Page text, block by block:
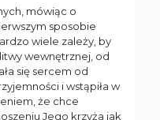
mówiąc o
sposobie
wiele zależy, by
wewnętrznej, od
się sercem od
i wstąpiła w
że chce
Jego krzyża jak